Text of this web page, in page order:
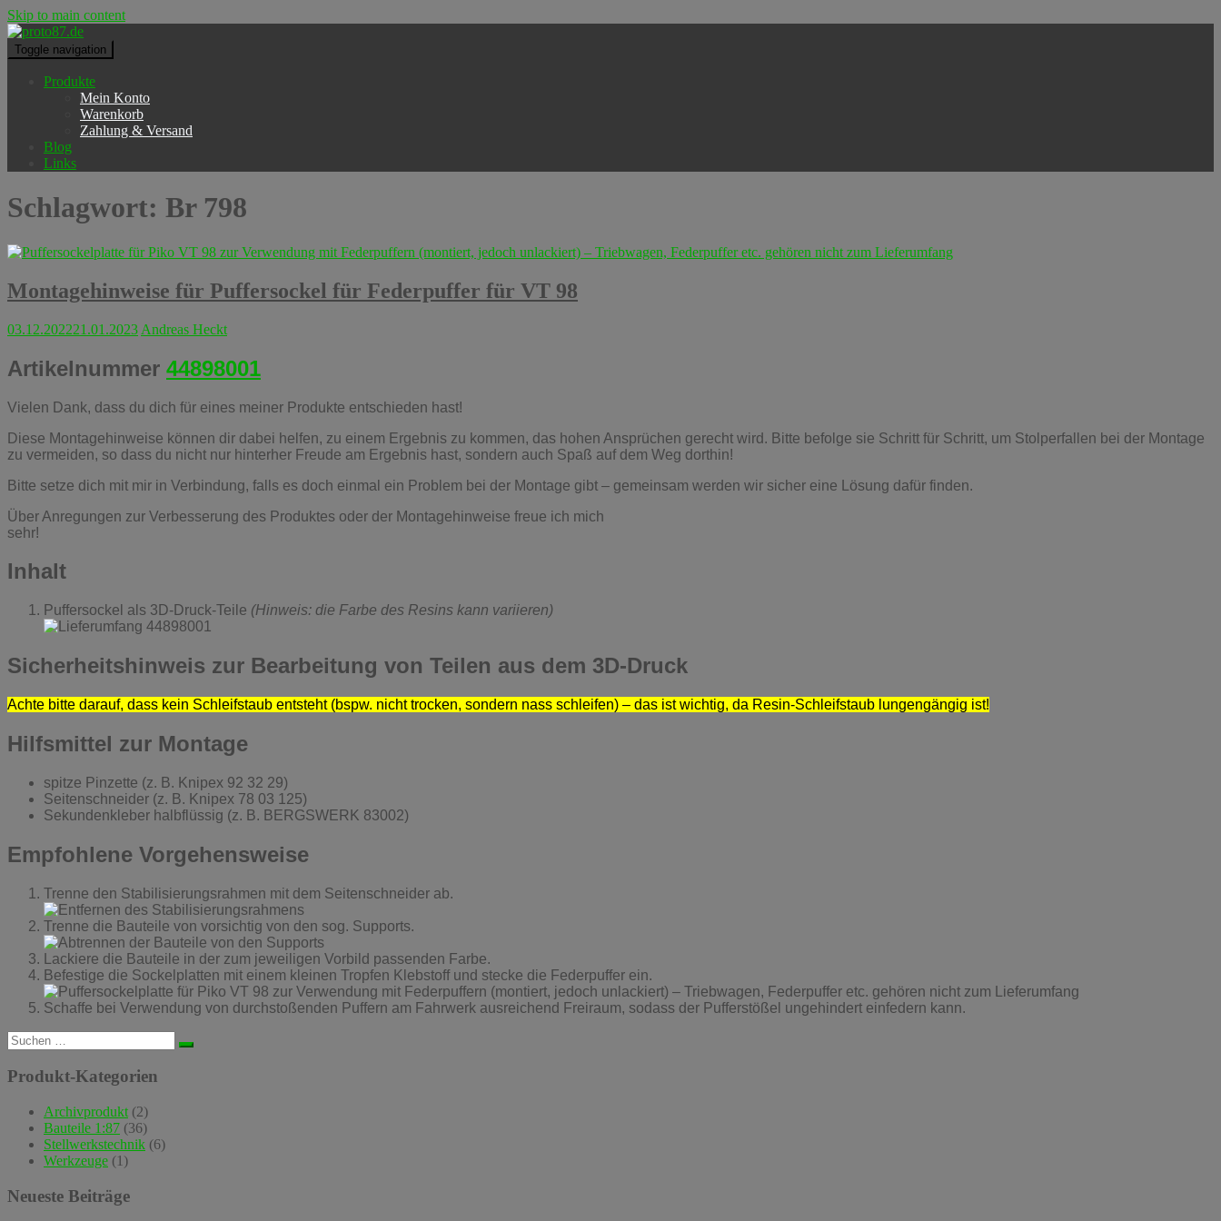
Skip to main content
Toggle navigation
Produkte
Mein Konto
Warenkorb
Zahlung & Versand
Blog
Links
Schlagwort: Br 798
Montagehinweise für Puffersockel für Federpuffer für VT 98
03.12.202221.01.2023 Andreas Heckt
Artikelnummer 44898001
Vielen Dank, dass du dich für eines meiner Produkte entschieden hast!
Diese Montagehinweise können dir dabei helfen, zu einem Ergebnis zu kommen, das hohen Ansprüchen gerecht wird. Bitte befolge sie Schritt für Schritt, um Stolperfallen bei der Montage
zu vermeiden, so dass du nicht nur hinterher Freude am Ergebnis hast, sondern auch Spaß auf dem Weg dorthin!
Bitte setze dich mit mir in Verbindung, falls es doch einmal ein Problem bei der Montage gibt – gemeinsam werden wir sicher eine Lösung dafür finden.
Über Anregungen zur Verbesserung des Produktes oder der Montagehinweise freue ich mich
sehr!
Inhalt
Puffersockel als 3D-Druck-Teile (Hinweis: die Farbe des Resins kann variieren)
Sicherheitshinweis zur Bearbeitung von Teilen aus dem 3D-Druck
Achte bitte darauf, dass kein Schleifstaub entsteht (bspw. nicht trocken, sondern nass schleifen) – das ist wichtig, da Resin-Schleifstaub lungengängig ist!
Hilfsmittel zur Montage
spitze Pinzette (z. B. Knipex 92 32 29)
Seitenschneider (z. B. Knipex 78 03 125)
Sekundenkleber halbflüssig (z. B. BERGSWERK 83002)
Empfohlene Vorgehensweise
Trenne den Stabilisierungsrahmen mit dem Seitenschneider ab.
Trenne die Bauteile von vorsichtig von den sog. Supports.
Lackiere die Bauteile in der zum jeweiligen Vorbild passenden Farbe.
Befestige die Sockelplatten mit einem kleinen Tropfen Klebstoff und stecke die Federpuffer ein.
Schaffe bei Verwendung von durchstoßenden Puffern am Fahrwerk ausreichend Freiraum, sodass der Pufferstößel ungehindert einfedern kann.
Suchen
nach:
Produkt-Kategorien
Archivprodukt (2)
Bauteile 1:87 (36)
Stellwerkstechnik (6)
Werkzeuge (1)
Neueste Beiträge